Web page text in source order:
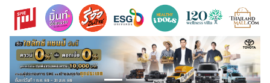
Skip
content
Search
for: